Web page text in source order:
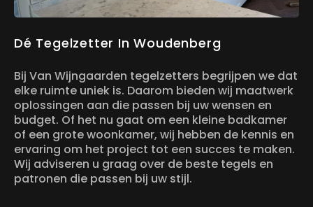
Dé Tegelzetter In Woudenberg
Bij Van Wijngaarden tegelzetters begrijpen we dat
elke ruimte uniek is. Daarom bieden wij maatwerk
oplossingen aan die passen bij uw wensen en
budget. Of het nu gaat om een kleine badkamer
of een grote woonkamer, wij hebben de kennis en
ervaring om het project tot een succes te maken.
Wij adviseren u graag over de beste tegels en
patronen die passen bij uw stijl.